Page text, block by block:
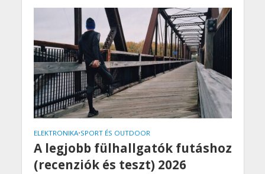
ELEKTRONIKA•SPORT ÉS OUTDOOR
A legjobb fülhallgatók futáshoz
(recenziók és teszt) 2026